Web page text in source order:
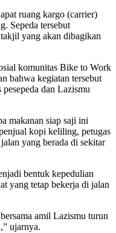
ruang kargo (carrier)
Sepeda tersebut
yang akan dibagikan
komunitas Bike to Work
bahwa kegiatan tersebut
dan Lazismu
makanan siap saji ini
kopi keliling, petugas
yang berada di sekitar
bentuk kepedulian
yang tetap bekerja di jalan
amil Lazismu turun
ujarnya.